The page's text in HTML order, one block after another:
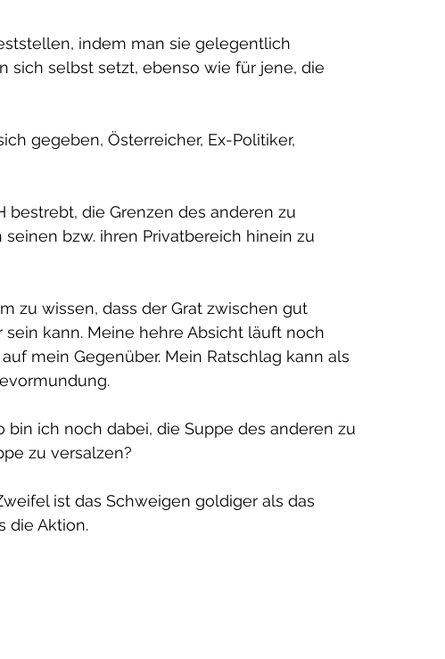
indem man sie gelegentlich
sich selbst setzt, ebenso wie für jene, die
gegeben, Österreicher, Ex-Politiker,
bestrebt, die Grenzen des anderen zu
bzw. ihren Privatbereich hinein zu
zu wissen, dass der Grat zwischen gut
kann. Meine hehre Absicht läuft noch
mein Gegenüber. Mein Ratschlag kann als
bin ich noch dabei, die Suppe des anderen zu
zu versalzen?
ist das Schweigen goldiger als das
die Aktion.